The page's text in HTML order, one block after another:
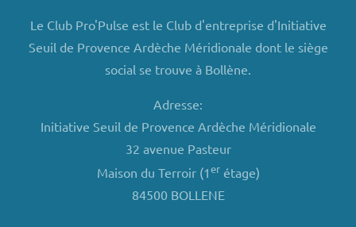
Le Club Pro'Pulse est le Club d'entreprise d'Initiative
Seuil de Provence Ardèche Méridionale dont le siège
social se trouve à Bollène.
Adresse:
Initiative Seuil de Provence Ardèche Méridionale
32 avenue Pasteur
Maison du Terroir (1erétage)
84500 BOLLENE